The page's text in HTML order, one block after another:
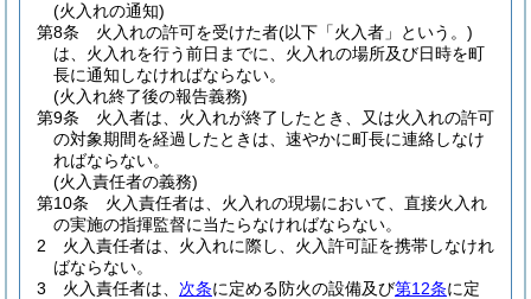
(火入れの通知)
第8条
火入れの許可を受けた者(以下「火入者」という。)
は、火入れを行う前日までに、火入れの場所及び日時を町
長に通知しなければならない。
(火入れ終了後の報告義務)
第9条
火入者は、火入れが終了したとき、又は火入れの許可
の対象期間を経過したときは、速やかに町長に連絡しなけ
ればならない。
(火入責任者の義務)
第10条
火入責任者は、火入れの現場において、直接火入れ
の実施の指揮監督に当たらなければならない。
2
火入責任者は、火入れに際し、火入許可証を携帯しなけれ
ばならない。
3
火入責任者は、 次条に定める防火の設備及び第12条に定